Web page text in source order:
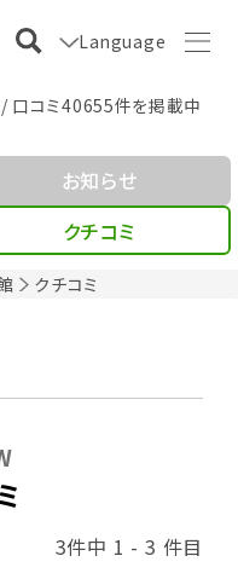
Language
口コミ40655件を掲載中
クチコミ
お知らせ
クチコミ
3件中 1 - 3 件目